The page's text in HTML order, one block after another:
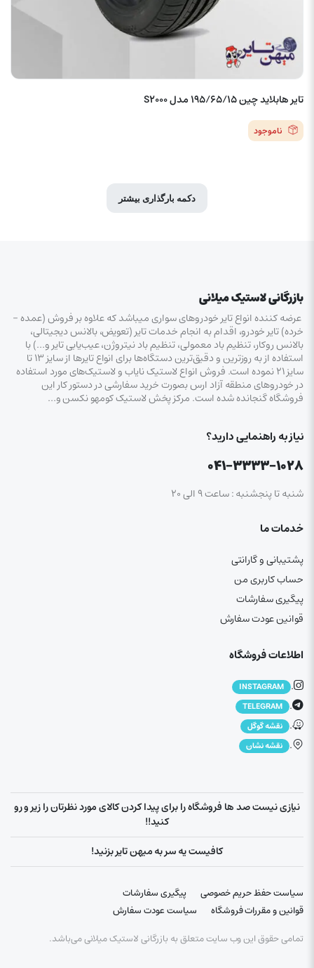
تایر هابلاید چین 195/65/15 مدل S2000
ناموجود
دکمه بارگذاری بیشتر
بازرگانی لاستیک میلانی
عرضه کننده انواع تایر خودروهای سواری میباشد که علاوه بر فروش (عمده –
خرده‌) تایر خودرو، اقدام به انجام خدمات تایر (تعویض، بالانس دیجیتالی،
بالانس روکار، تنظیم باد معمولی، تنظیم باد نیتروژن، عیب‌یابی تایر و…) با
استفاده از به روزترین و دقیق‌ترین دستگاه‌ها برای انواع تایرها از سایز ۱۳ تا
سایز ۲۱ نموده است. فروش انواع لاستیک‌ نایاب و لاستیک‌های مورد استفاده
در خودروهای منطقه آزاد ارس بصورت خرید سفارشی در دستور کار این
فروشگاه گنجانده شده است. مرکز پخش لاستیک کومهو نکسن و…
نیاز به راهنمایی دارید؟
۰۴۱-۳۳۳۳-۱۰۲۸
شنبه تا پنجشنبه : ساعت ۹ الی ۲۰
خدمات ما
پشتیبانی و گارانتی
حساب کاربری من
پیگیری سفارشات
قوانین عودت سفارش
اطلاعات فروشگاه
.
INSTAGRAM
.
TELEGRAM
. نقشه گوگل
. نقشه نشان
نیازی نیست صد ها فروشگاه را برای پیدا کردن کالای مورد نظرتان را زیر و رو
کنید!!
کافیست یه سر به میهن تایر بزنید!
سیاست حفظ حریم خصوصی
پیگیری سفارشات
قوانین و مقررات فروشگاه
سیاست عودت سفارش
تمامی حقوق این وب سایت متعلق به بازرگانی لاستیک میلانی می‌باشد.